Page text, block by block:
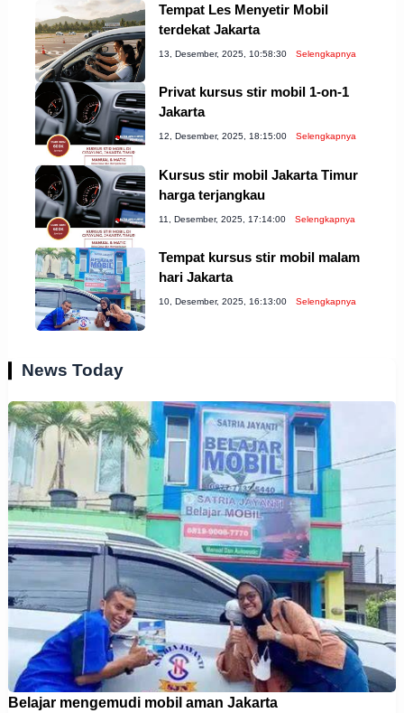
Tempat Les Menyetir Mobil
terdekat Jakarta
13, Desember, 2025, 10:58:30 Selengkapnya
Privat kursus stir mobil 1-on-1
Jakarta
12, Desember, 2025, 18:15:00 Selengkapnya
Kursus stir mobil Jakarta Timur
harga terjangkau
11, Desember, 2025, 17:14:00 Selengkapnya
Tempat kursus stir mobil malam
hari Jakarta
10, Desember, 2025, 16:13:00 Selengkapnya
News Today
Belajar mengemudi mobil aman Jakarta